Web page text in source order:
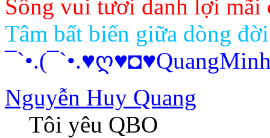
Sống vui tươi danh lợi mãi
Tâm bất biến giữa dòng
Nguyễn Huy Quang
Tôi yêu QBO